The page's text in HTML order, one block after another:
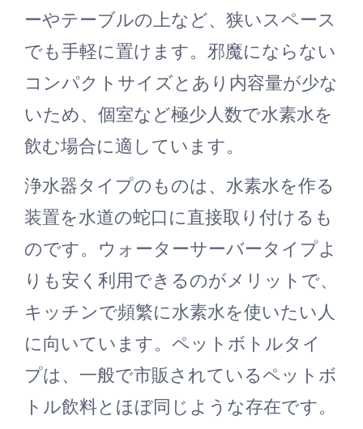
ーやテーブルの上など、狭いスペース
でも手軽に置けます。邪魔にならない
コンパクトサイズとあり内容量が少な
いため、個室など極少人数で水素水を
飲む場合に適しています。
浄水器タイプのものは、水素水を作る
装置を水道の蛇口に直接取り付けるも
のです。ウォーターサーバータイプよ
りも安く利用できるのがメリットで、
キッチンで頻繁に水素水を使いたい人
に向いています。ペットボトルタイ
プは、一般で市販されているペットボ
トル飲料とほぼ同じような存在です。